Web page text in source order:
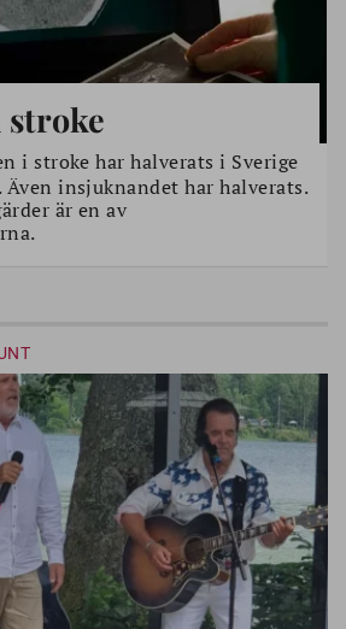
stroke
i stroke har halverats i Sverige
insjuknandet har halverats.
är en av